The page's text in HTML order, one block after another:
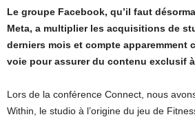
Le groupe Facebook, qu’il faut
Meta, a multiplier les acquisitions de
derniers mois et compte apparemment
voie pour assurer du contenu exclusif
Lors de la conférence Connect, nous
Within, le studio à l’origine du jeu de